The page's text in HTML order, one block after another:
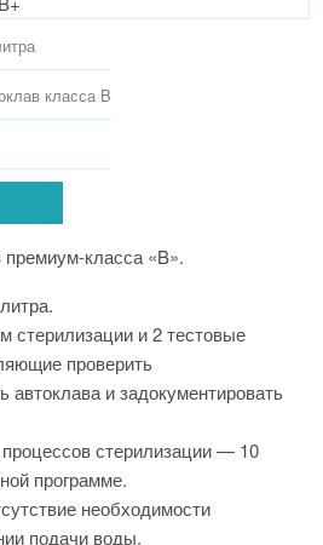
класса B
премиум-класса «B».
стерилизации и 2 тестовые
проверить
автоклава и задокументировать
стерилизации — 10
программе.
необходимости
подачи воды.